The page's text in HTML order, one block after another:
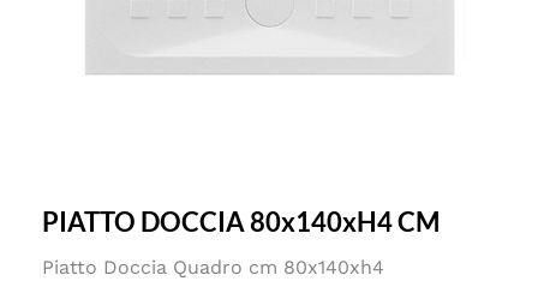
PIATTO DOCCIA 80x140xH4 CM
Piatto Doccia Quadro cm 80x140xh4